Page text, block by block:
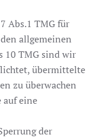
Abs.1 TMG für
allgemeinen
10 TMG sind wir
übermittelte
zu überwachen
auf eine
der